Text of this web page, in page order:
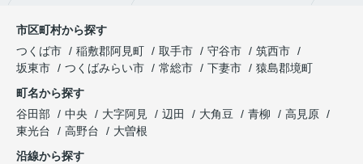
市区町村から探す
つくば市
稲敷郡阿見町 取手市 守谷市
筑西市
坂東市
つくばみらい市 常総市 下妻市
猿島郡境町
町名から探す
谷田部
中央 大字阿見 辺田 大角豆 青柳
高見原
東光台
高野台
大曽根
沿線から探す